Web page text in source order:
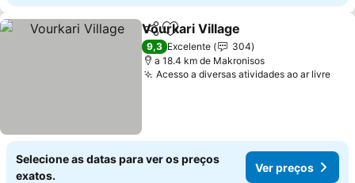
PartilharAdicionar aos favoritos
Vourkari Village
9,3 Excelente
304
a 18.4 km de Makronisos
Acesso a diversas atividades ao ar livre
Selecione as datas para ver os preços
exatos.
Ver preços